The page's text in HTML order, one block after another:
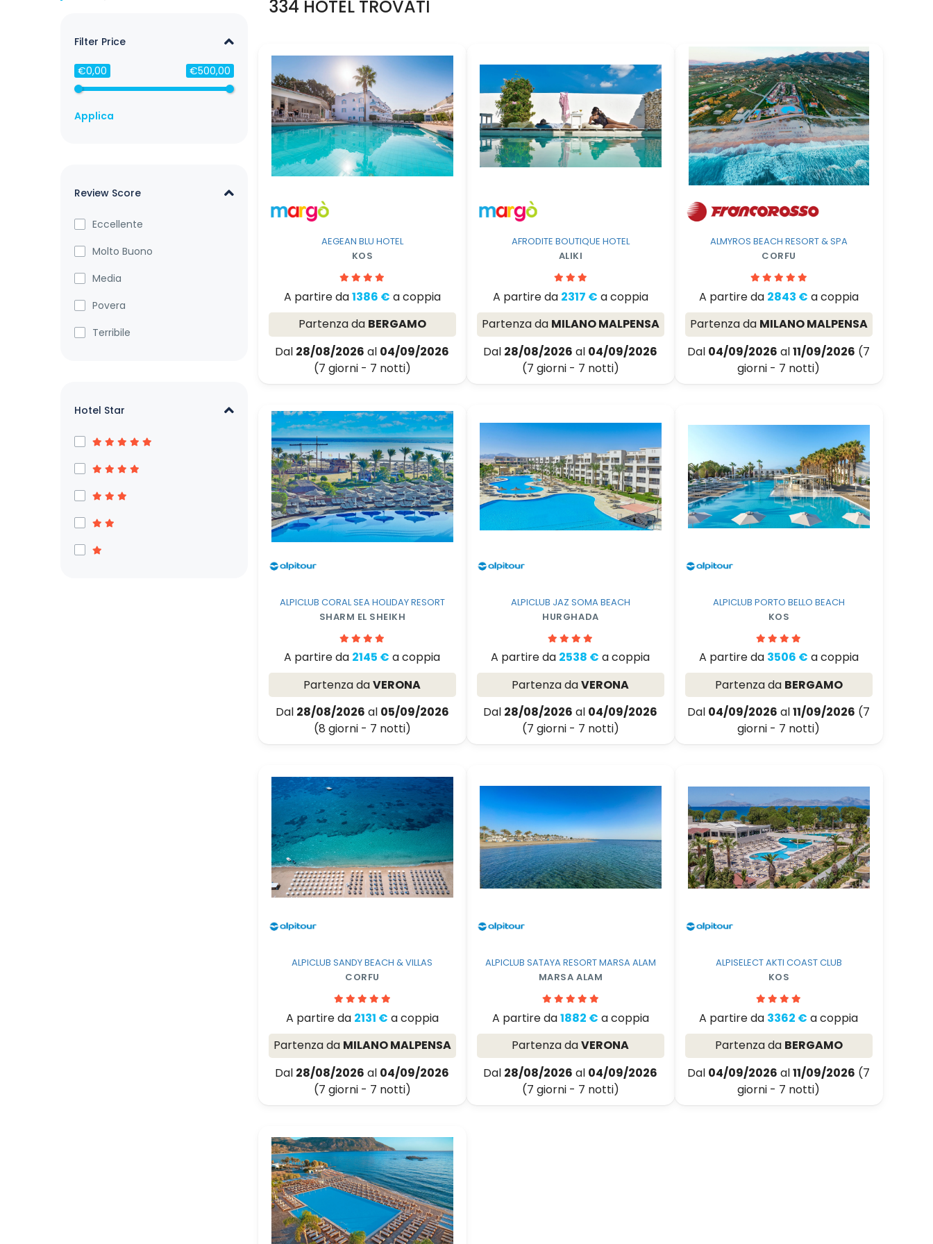
Filter Price
€0,00 €500,00
Applica
Review Score
Eccellente
Molto Buono
Media
Povera
Terribile
Hotel Star
334 HOTEL TROVATI
AEGEAN BLU HOTEL
KOS
A partire da1386 € a coppia
Partenza da BERGAMO
Dal 28/08/2026 al 04/09/2026
(7 giorni - 7 notti)
AFRODITE BOUTIQUE HOTEL
ALIKI
A partire da 2317 € a coppia
Partenza da MILANO MALPENSA
Dal 28/08/2026 al 04/09/2026
(7 giorni - 7 notti)
ALMYROS BEACH RESORT & SPA
CORFU
A partire da 2843 € a coppia
Partenza da MILANO MALPENSA
Dal 04/09/2026 al11/09/2026 (7
giorni - 7 notti)
ALPICLUB CORAL SEA HOLIDAY RESORT
SHARM EL SHEIKH
A partire da 2145 € a coppia
Partenza daVERONA
Dal 28/08/2026 al 05/09/2026
(8 giorni - 7 notti)
ALPICLUB JAZ SOMA BEACH
HURGHADA
A partire da 2538 € a coppia
Partenza daVERONA
Dal 28/08/2026 al 04/09/2026
(7 giorni - 7 notti)
ALPICLUB PORTO BELLO BEACH
KOS
A partire da 3506 € a coppia
Partenza da BERGAMO
Dal 04/09/2026 al11/09/2026 (7
giorni - 7 notti)
ALPICLUB SANDY BEACH & VILLAS
CORFU
A partire da 2131 € a coppia
Partenza da MILANO MALPENSA
Dal 28/08/2026 al 04/09/2026
(7 giorni - 7 notti)
ALPICLUB SATAYA RESORT MARSA ALAM
MARSA ALAM
A partire da1882 € a coppia
Partenza daVERONA
Dal 28/08/2026 al 04/09/2026
(7 giorni - 7 notti)
ALPISELECT AKTI COAST CLUB
KOS
A partire da 3362 € a coppia
Partenza da BERGAMO
Dal 04/09/2026 al11/09/2026 (7
giorni - 7 notti)